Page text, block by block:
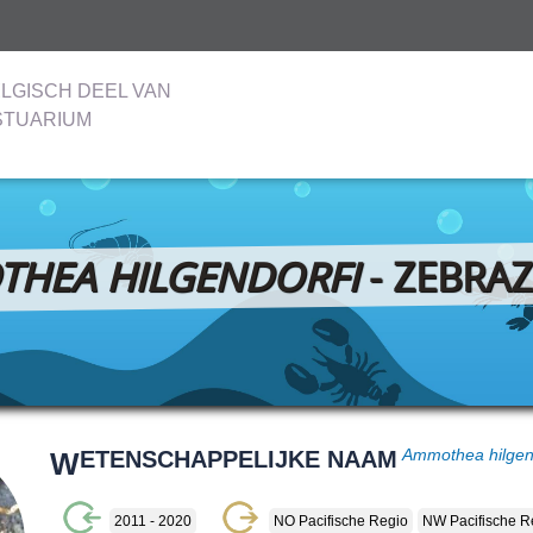
DEEL VAN
HILGENDORFI-
WETENSCHAPPELIJKE NAAM Ammothea
2011 - 2020 NO Pacifische Regio NW Pacifische